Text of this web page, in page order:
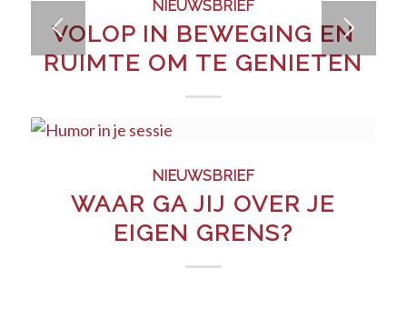
NIEUWSBRIEF
VOLOP IN BEWEGING EN
RUIMTE OM TE GENIETEN
NIEUWSBRIEF
WAAR GA JIJ OVER JE
EIGEN GRENS?